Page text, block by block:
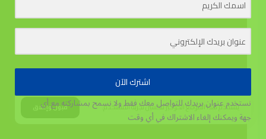
يستخدم هذا الموقع الكوكيز لتحسين تجربة المستخدم. قبول وإغلاق
اشترك الآن
نستخدم عنوان بريدك للتواصل معك فقط ولا نسمح بمشاركته مع أي
جهةويمكنك إلغاء الاشتراك في أي وقت